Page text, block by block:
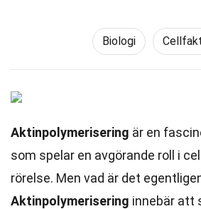
Biologi
Aktinpolymerisering är en
som spelar en avgörande roll i
rörelse. Men vad är det
Aktinpolymerisering innebär att